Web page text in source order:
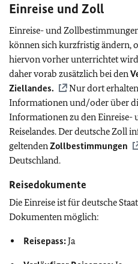
Einreise und Zoll
Einreise- und
können sich kurzfristig ändern,
hiervon vorher unterrichtet
daher vorab zusätzlich bei den
Ziellandes.
Nur dort
Informationen und/oder über
Informationen zu den Einreise-
Reiselandes. Der deutsche Zoll
geltendenZollbestimmungen
Deutschland.
Reisedokumente
Die Einreise ist für deutsche
Dokumenten möglich:
Reisepass:Ja